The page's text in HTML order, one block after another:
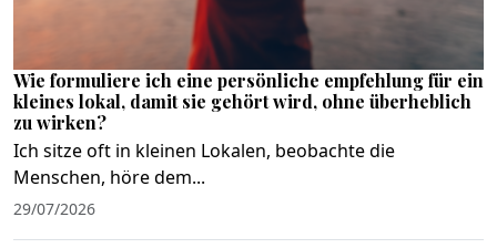
Wie formuliere ich eine persönliche empfehlung für ein
kleines lokal, damit sie gehört wird, ohne überheblich
zu wirken?
Ich sitze oft in kleinen Lokalen, beobachte die
Menschen, höre dem...
29/07/2026